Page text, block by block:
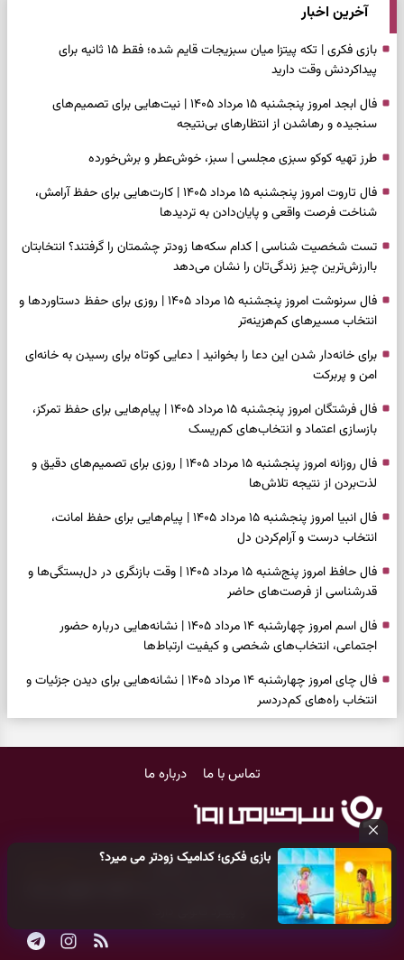
بازی فکری؛ کدامیک زودتر می میرد؟
آخرین اخبار
بازی فکری | تکه پیتزا میان سبزیجات قایم شده؛ فقط ۱۵ ثانیه برای
پیداکردنش وقت دارید
فال ابجد امروز پنجشنبه ۱۵ مرداد ۱۴۰۵ | نیت‌هایی برای تصمیم‌های
سنجیده و رهاشدن از انتظارهای بی‌نتیجه
طرز تهیه کوکو سبزی مجلسی | سبز، خوش‌عطر و برش‌خورده
فال تاروت امروز پنجشنبه ۱۵ مرداد ۱۴۰۵ | کارت‌هایی برای حفظ آرامش،
شناخت فرصت واقعی و پایان‌دادن به تردیدها
تست شخصیت شناسی | کدام سکه‌ها زودتر چشمتان را گرفتند؟ انتخابتان
باارزش‌ترین چیز زندگی‌تان را نشان می‌دهد
فال سرنوشت امروز پنجشنبه ۱۵ مرداد ۱۴۰۵ | روزی برای حفظ دستاوردها و
انتخاب مسیرهای کم‌هزینه‌تر
برای خانه‌دار شدن این دعا را بخوانید | دعایی کوتاه برای رسیدن به خانه‌ای
امن و پربرکت
فال فرشتگان امروز پنجشنبه ۱۵ مرداد ۱۴۰۵ | پیام‌هایی برای حفظ تمرکز،
بازسازی اعتماد و انتخاب‌های کم‌ریسک
فال روزانه امروز پنجشنبه ۱۵ مرداد ۱۴۰۵ | روزی برای تصمیم‌های دقیق و
لذت‌بردن از نتیجه تلاش‌ها
فال انبیا امروز پنجشنبه ۱۵ مرداد ۱۴۰۵ | پیام‌هایی برای حفظ امانت،
انتخاب درست و آرام‌کردن دل
فال حافظ امروز پنج‌شنبه ۱۵ مرداد ۱۴۰۵ | وقت بازنگری در دل‌بستگی‌ها و
قدرشناسی از فرصت‌های حاضر
فال اسم امروز چهارشنبه ۱۴ مرداد ۱۴۰۵ | نشانه‌هایی درباره حضور
اجتماعی، انتخاب‌های شخصی و کیفیت ارتباط‌ها
فال چای امروز چهارشنبه ۱۴ مرداد ۱۴۰۵ | نشانه‌هایی برای دیدن جزئیات و
انتخاب راه‌های کم‌دردسر
انتخاب چیزی که ارزش ماندن دارد
فرصت دارید
کوچک و حفظ مسیرهای ارزشمند
طرز تهیه لوبیا پلو مجلسی با گوشت چرخ‌کرده | دانه‌دانه، خوش‌عطر و
تماس با ما درباره ما
کلیه حقوق مادی و معنوی این سایت متعلق بهپایگاه خبری سرگرمی روز
می‌باشد و هر گونه کپی‌برداری توسط دیگر سایت‌ها